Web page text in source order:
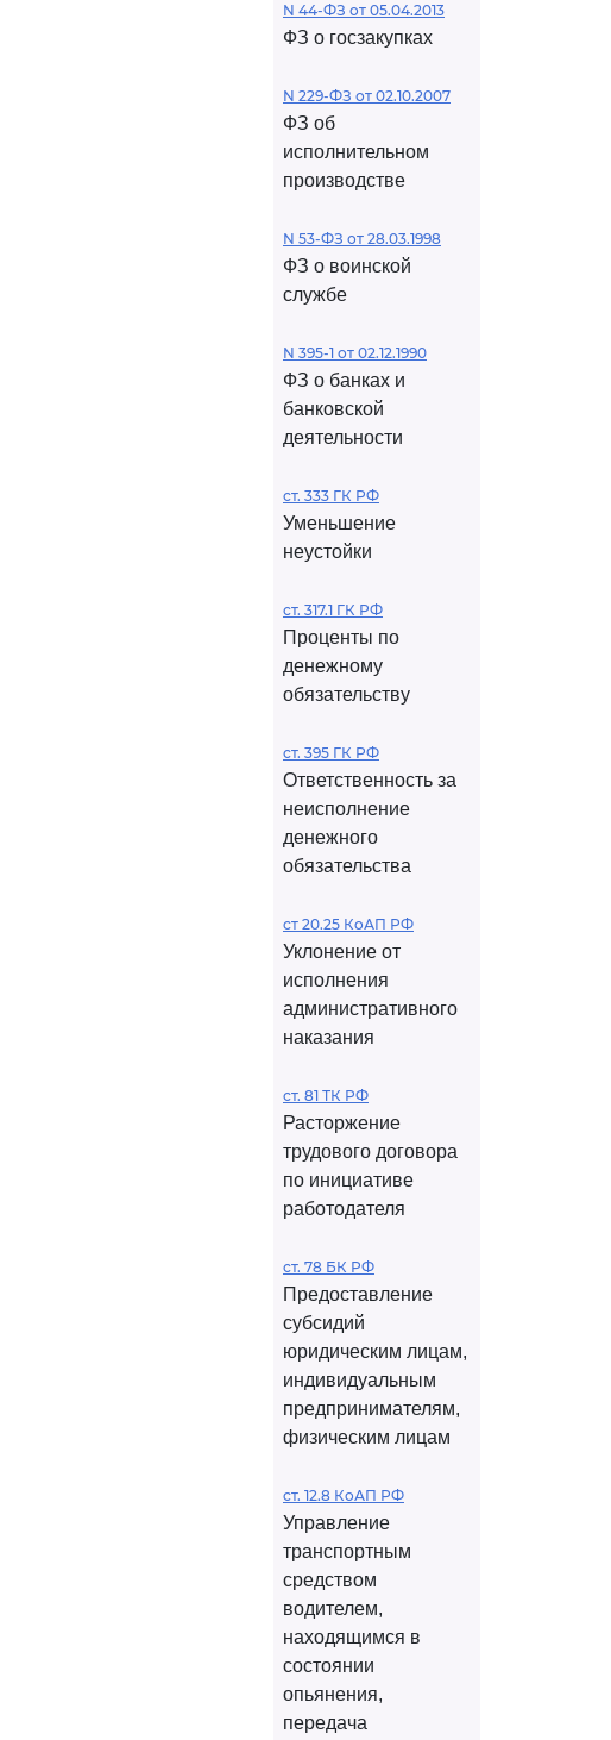
N 44-ФЗ от 05.04.2013
ФЗ о госзакупках
N 229-ФЗ от 02.10.2007
ФЗ об
исполнительном
производстве
N 53-ФЗ от 28.03.1998
ФЗ о воинской
службе
N 395-1 от 02.12.1990
ФЗ о банках и
банковской
деятельности
ст. 333 ГК РФ
Уменьшение
неустойки
ст. 317.1 ГК РФ
Проценты по
денежному
обязательству
ст. 395 ГК РФ
Ответственность за
неисполнение
денежного
обязательства
ст 20.25 КоАП РФ
Уклонение от
исполнения
административного
наказания
ст. 81 ТК РФ
Расторжение
трудового договора
по инициативе
работодателя
ст. 78 БК РФ
Предоставление
субсидий
юридическим лицам,
индивидуальным
предпринимателям,
физическим лицам
ст. 12.8 КоАП РФ
Управление
транспортным
средством
водителем,
находящимся в
состоянии
опьянения,
передача